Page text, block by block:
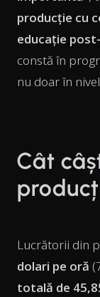
producție cu
educație
constă în
nu doar în
Cât
Lucrătorii din
dolari pe oră
totală de